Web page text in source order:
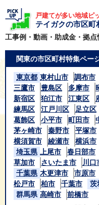
戸建てが多い地域ピ
テイガクの市区町
工事例・動画・助成金・拠
関東の市区町村特集ペー
東京都 東村山市 調布市
三鷹市
豊島区 多摩市
新宿区
狛江市 江東区
練馬区
江戸川区 足立区
葛飾区
小平市 町田市
茅ヶ崎市
秦野市 平塚市
横須賀市
綾瀬市 横浜市
埼玉県
上尾市 春日部市
草加市
さいたま市 川口
千葉県 木更津市 市原市
松戸市
柏市 千葉市 茨
群馬県 高崎市
前橋市